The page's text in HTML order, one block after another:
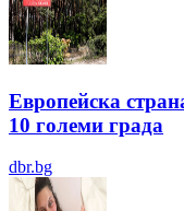
Европейска
10 големи града
dbr.bg